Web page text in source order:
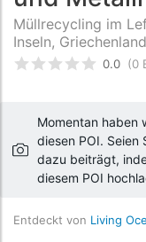
Müllrecycling im
Inseln, Griechenland
bewertet0 /5
0.0 (0
Momentan haben
diesen POI. Seien
dazu beiträgt,
diesem POI
Entdeckt von Living